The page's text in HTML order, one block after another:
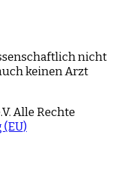
nicht
keinen Arzt
Alle Rechte